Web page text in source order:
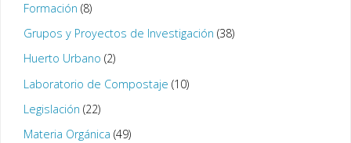
Formación (8)
Grupos y Proyectos de Investigación (38)
Huerto Urbano (2)
Laboratorio de Compostaje (10)
Legislación (22)
Materia Orgánica (49)